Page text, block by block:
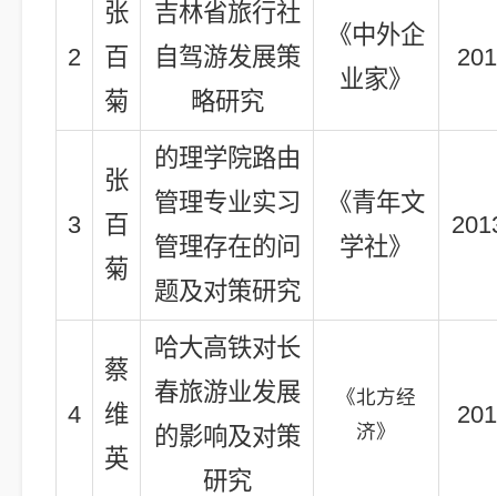
2
张
百
菊
吉林省旅行社
自驾游发展策
略研究
《中外企
业家》
3
张
百
菊
的理学院路由
管理专业实习
管理存在的问
题及对策研究
《青年文
学社》
4
蔡
维
英
哈大高铁对长
春旅游业发展
的影响及对策
研究
《北方经
济》